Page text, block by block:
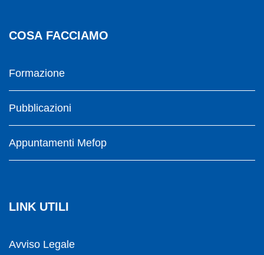
COSA FACCIAMO
Formazione
Pubblicazioni
Appuntamenti Mefop
LINK UTILI
Avviso Legale